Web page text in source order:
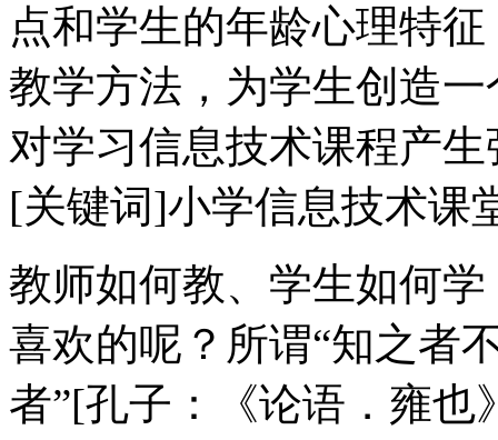
点和学生的年龄心理特
教学方法，为学生创造
对学习信息技术课程产
[关键词]小学信息技术课
教师如何教、学生如何
喜欢的呢？所谓“知之者
者”[孔子：《论语．雍也